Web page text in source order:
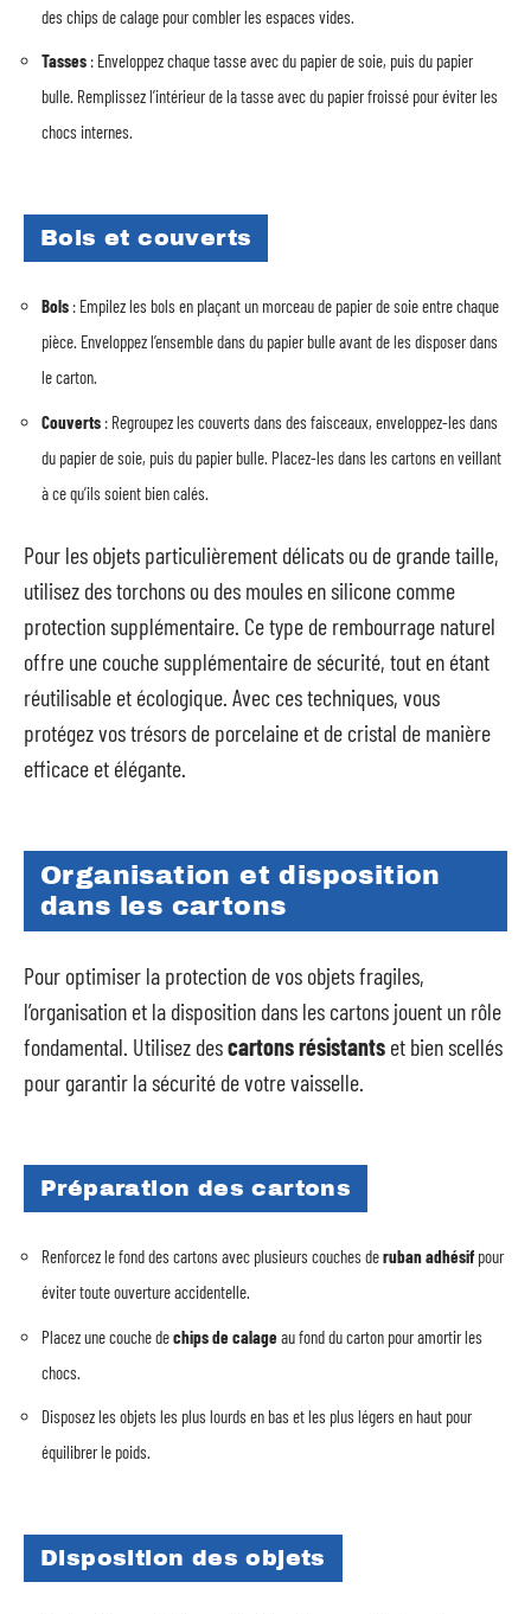
des chips de calage pour combler les espaces vides.
Tasses : Enveloppez chaque tasse avec du papier de soie, puis du papier
bulle. Remplissez l’intérieur de la tasse avec du papier froissé pour éviter les
chocs internes.
Bols et couverts
Bols : Empilez les bols en plaçant un morceau de papier de soie entre chaque
pièce. Enveloppez l’ensemble dans du papier bulle avant de les disposer dans
le carton.
Couverts : Regroupez les couverts dans des faisceaux, enveloppez-les dans
du papier de soie, puis du papier bulle. Placez-les dans les cartons en veillant
à ce qu’ils soient bien calés.
Pour les objets particulièrement délicats ou de grande taille,
utilisez des torchons ou des moules en silicone comme
protection supplémentaire. Ce type de rembourrage naturel
offre une couche supplémentaire de sécurité, tout en étant
réutilisable et écologique. Avec ces techniques, vous
protégez vos trésors de porcelaine et de cristal de manière
efficace et élégante.
Organisation et disposition
dans les cartons
Pour optimiser la protection de vos objets fragiles,
l’organisation et la disposition dans les cartons jouent un rôle
fondamental. Utilisez descartons résistants et bien scellés
pour garantir la sécurité de votre vaisselle.
Préparation des cartons
Renforcez le fond des cartons avec plusieurs couches deruban adhésifpour
éviter toute ouverture accidentelle.
Placez une couche dechips de calageau fond du carton pour amortir les
chocs.
Disposez les objets les plus lourds en bas et les plus légers en haut pour
équilibrer le poids.
Disposition des objets